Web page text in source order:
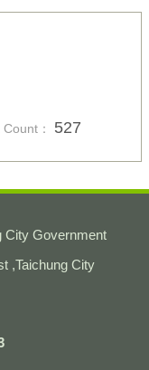
Count： 527
City Government
,Taichung City